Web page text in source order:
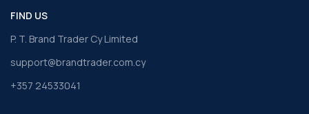
FIND US
P. T. Brand Trader Cy Limited
support@brandtrader.com.cy
+357 24533041